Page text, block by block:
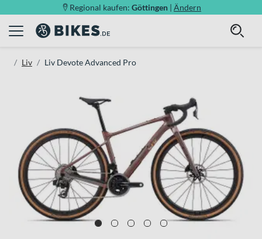
Regional kaufen: Göttingen | Ändern
Liv Liv Devote Advanced Pro